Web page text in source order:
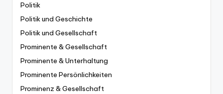
Politik
Politik und Geschichte
Politik und Gesellschaft
Prominente & Gesellschaft
Prominente & Unterhaltung
Prominente Persönlichkeiten
Prominenz & Gesellschaft